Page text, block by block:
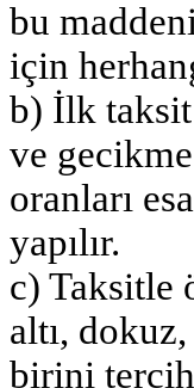
bu
için
b) İlk taksit
ve
oranları
yapılır.
c) Taksitle
altı,
birini tercih